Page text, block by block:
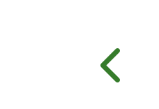
Anterior